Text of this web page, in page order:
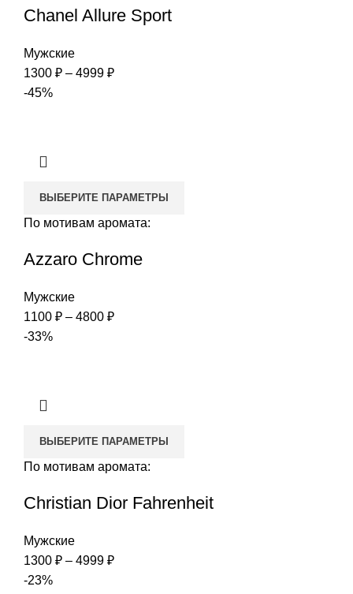
Chanel Allure Sport
Мужские
1300 ₽ – 4999 ₽Диапазон
-45%
ВЫБЕРИТЕ ПАРАМЕТРЫ
По мотивам аромата:
Azzaro Chrome
Мужские
1100 ₽ – 4800 ₽Диапазон
-33%
ВЫБЕРИТЕ ПАРАМЕТРЫ
По мотивам аромата:
Christian Dior Fahrenheit
Мужские
1300 ₽ – 4999 ₽Диапазон
-23%